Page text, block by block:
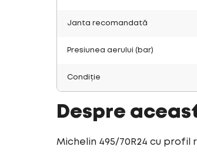
Janta recomandată
Presiunea aerului (bar)
Condiție
Despre
Michelin 495/70R24 cu